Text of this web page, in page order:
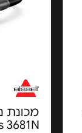
מכונת
3681N